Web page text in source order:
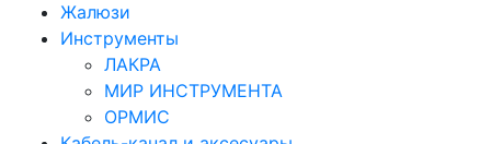
Жалюзи
Инструменты
ЛАКРА
МИР ИНСТРУМЕНТА
ОРМИС